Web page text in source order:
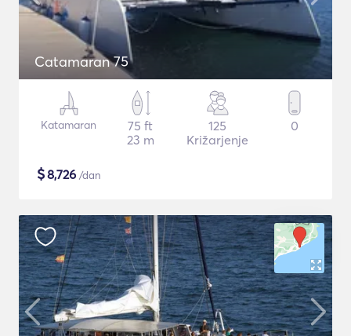
Catamaran 75
Katamaran
75 ft
23 m
125
Križarjenje
0
$8,726 /dan